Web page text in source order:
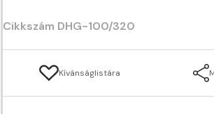
Cikkszám DHG-100/320
Kívánságlistára